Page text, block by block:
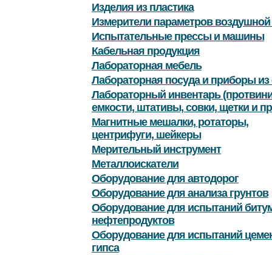
Изделия из пластика
Измерители параметров
Испытательные прессы и машины
Кабельная продукция
Лабораторная мебель
Лабораторная посуда и приборы из
Лабораторный инвентарь
емкости, штативы, совки, щетки и
Магнитные мешалки, ротаторы,
центрифуги, шейкеры
Мерительный инструмент
Металлоискатели
Оборудование для автодорог
Оборудование для анализа грунтов
Оборудование для испытаний
нефтепродуктов
Оборудование для испытаний
гипса